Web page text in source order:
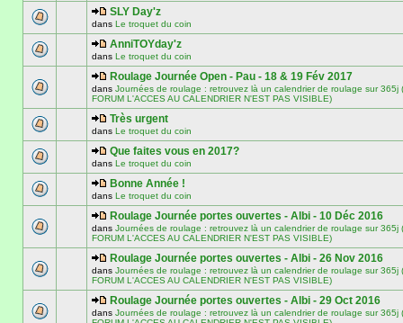
SLY Day'z
dans Le troquet du coin
AnniTOYday'z
dans Le troquet du coin
Roulage Journée Open - Pau - 18 & 19 Fév 2017
dans Journées de roulage : retrouvez là un calendrier de roulage sur 365j
FORUM L'ACCES AU CALENDRIER N'EST PAS VISIBLE)
Très urgent
dans Le troquet du coin
Que faites vous en 2017?
dans Le troquet du coin
Bonne Année !
dans Le troquet du coin
Roulage Journée portes ouvertes - Albi - 10 Déc 2016
dans Journées de roulage : retrouvez là un calendrier de roulage sur 365j
FORUM L'ACCES AU CALENDRIER N'EST PAS VISIBLE)
Roulage Journée portes ouvertes - Albi - 26 Nov 2016
dans Journées de roulage : retrouvez là un calendrier de roulage sur 365j
FORUM L'ACCES AU CALENDRIER N'EST PAS VISIBLE)
Roulage Journée portes ouvertes - Albi - 29 Oct 2016
dans Journées de roulage : retrouvez là un calendrier de roulage sur 365j